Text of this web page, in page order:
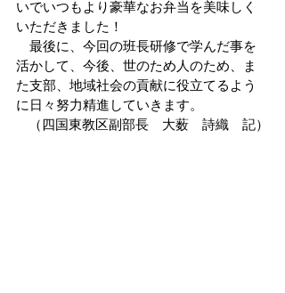
いでいつもより豪華なお弁当を美味しく
いただきました！
最後に、今回の班長研修で学んだ事を
活かして、今後、世のため人のため、ま
た支部、地域社会の貢献に役立てるよう
に日々努力精進していきます。
（四国東教区副部長　大薮　詩織　記）